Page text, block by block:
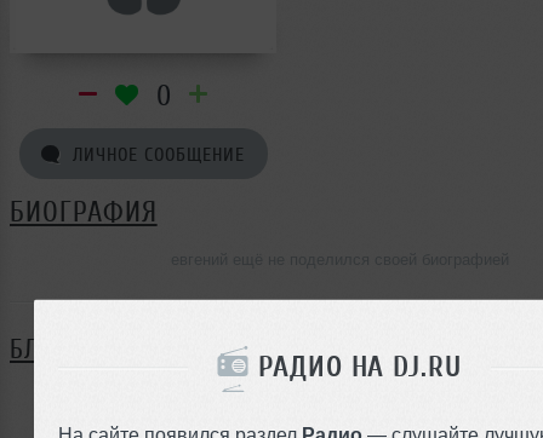
РАДИО НА DJ.RU
На сайте появился раздел Радио — слушайте
0
ЛИЧНОЕ СООБЩЕНИЕ
БИОГРАФИЯ
БЛОГ